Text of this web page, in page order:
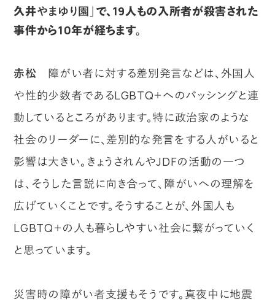
久井やまゆり園 」で、19人もの入所者が殺害された
事件から10年が経ちます。
赤松 障がい者に対する差別発言などは、外国人
や性的少数者であるLGBTQ＋へのバッシングと連
動しているところがあります。特に政治家のような
社会のリーダーに、差別的な発言をする人がいると
影響は大きい。きょうされんやJDFの活動の一つ
は、そうした言説に向き合って、障がいへの理解を
広げていくことです。そうすることが、外国人も
LGBTQ＋の人も暮らしやすい社会に繋がっていく
と思っています。
災害時の障がい者支援もそうです。真夜中に地震